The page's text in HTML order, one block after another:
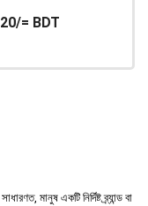
= BDT
মানুষ একটি নির্দিষ্ট ব্র্যান্ড বা